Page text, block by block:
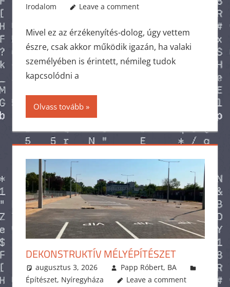
Irodalom
Leave a comment
Mivel ez az érzékenyítés-dolog, úgy vettem
észre, csak akkor működik igazán, ha valaki
személyében is érintett, némileg tudok
kapcsolódni a
Olvass tovább
DEKONSTRUKTÍV MÉLYÉPÍTÉSZET
augusztus 3, 2026
Papp Róbert, BA
Építészet, Nyíregyháza Leave a comment